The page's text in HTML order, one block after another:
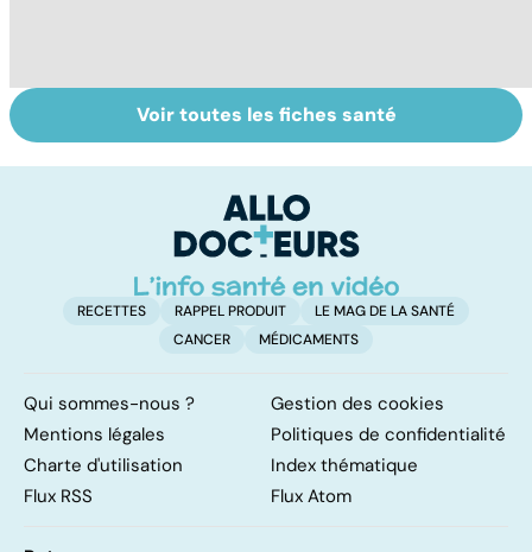
Faire du sport à
domicile, c'est
Don de gamètes :
le pour et le
levée de
l'anonymat
Voir toutes les fiches santé
RECETTES RAPPEL PRODUIT
LE MAG DE LA SANTÉ
CANCER
MÉDICAMENTS
Qui sommes-nous ?
Gestion des cookies
Mentions légales
Politiques de confidentialité
Charte d'utilisation
Index thématique
Flux RSS
Flux Atom